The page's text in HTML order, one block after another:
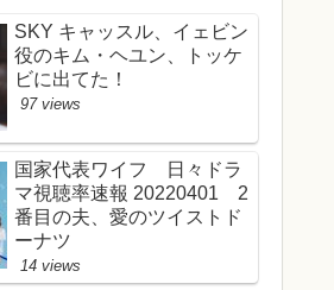
SKY キャッスル、イェビン
役のキム・ヘユン、トッケ
ビに出てた！
97 views
国家代表ワイフ 日々ドラ
マ視聴率速報 20220401 2
番目の夫、愛のツイストド
ーナツ
14 views